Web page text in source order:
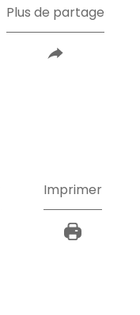
Plus de partage
Imprimer